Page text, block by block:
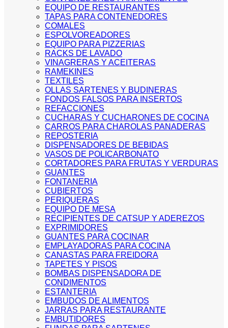
EQUIPO DE RESTAURANTES
TAPAS PARA CONTENEDORES
COMALES
ESPOLVOREADORES
EQUIPO PARA PIZZERIAS
RACKS DE LAVADO
VINAGRERAS Y ACEITERAS
RAMEKINES
TEXTILES
OLLAS SARTENES Y BUDINERAS
FONDOS FALSOS PARA INSERTOS
REFACCIONES
CUCHARAS Y CUCHARONES DE COCINA
CARROS PARA CHAROLAS PANADERAS
REPOSTERIA
DISPENSADORES DE BEBIDAS
VASOS DE POLICARBONATO
CORTADORES PARA FRUTAS Y VERDURAS
GUANTES
FONTANERIA
CUBIERTOS
PERIQUERAS
EQUIPO DE MESA
RECIPIENTES DE CATSUP Y ADEREZOS
EXPRIMIDORES
GUANTES PARA COCINAR
EMPLAYADORAS PARA COCINA
CANASTAS PARA FREIDORA
TAPETES Y PISOS
BOMBAS DISPENSADORA DE
CONDIMENTOS
ESTANTERIA
EMBUDOS DE ALIMENTOS
JARRAS PARA RESTAURANTE
EMBUTIDORES